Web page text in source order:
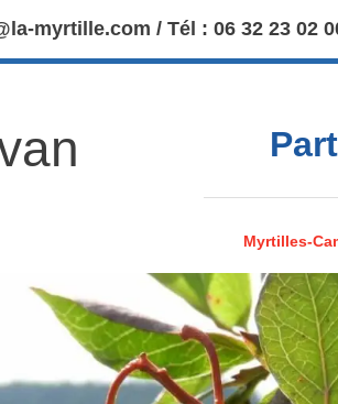
myrtille.com / Tél : 06 32 23 02
Myrtilles-